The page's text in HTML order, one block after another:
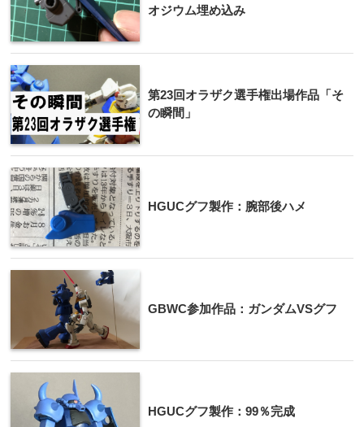
オジウム埋め込み
第23回オラザク選手権出場作品「そ
の瞬間」
HGUCグフ製作：腕部後ハメ
GBWC参加作品：ガンダムVSグフ
HGUCグフ製作：99％完成